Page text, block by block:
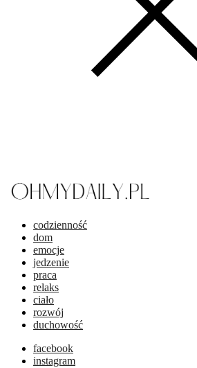
codzienność
dom
emocje
jedzenie
praca
relaks
ciało
rozwój
duchowość
facebook
instagram